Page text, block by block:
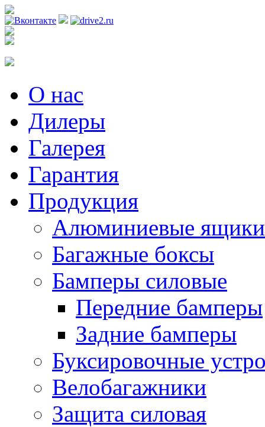
О нас
Дилеры
Галерея
Гарантия
Продукция
Алюминиевые ящики
Багажные боксы
Бамперы силовые
Передние бамперы
Задние бамперы
Буксировочные
Велобагажники
Защита силовая